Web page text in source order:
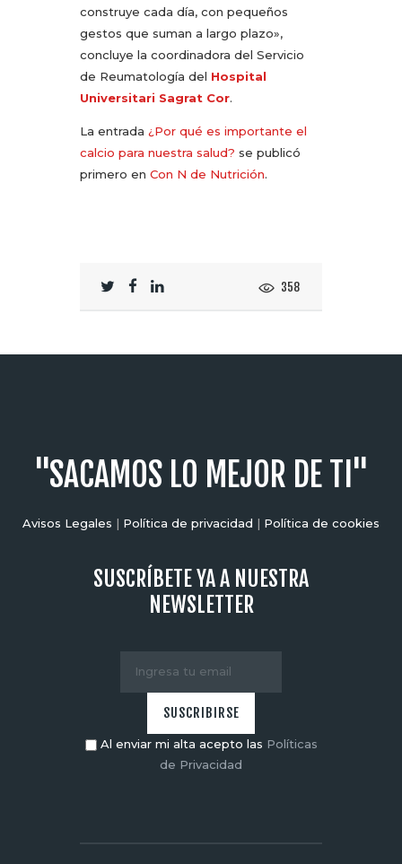
construye cada día, con pequeños
gestos que suman a largo plazo»,
concluye la coordinadora del Servicio
de Reumatología del Hospital
Universitari Sagrat Cor.
La entrada ¿Por qué es importante el
calcio para nuestra salud? se publicó
primero en Con N de Nutrición.
358
"SACAMOS LO MEJOR DE TI"
Avisos Legales | Política de privacidad | Política de cookies
SUSCRÍBETE YA A NUESTRA
NEWSLETTER
Al enviar mi alta acepto las Políticas
de Privacidad